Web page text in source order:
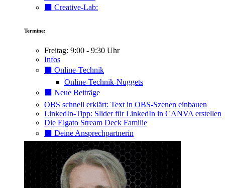
⬛️ Creative-Lab:
Termine:
Freitag: 9:00 - 9:30 Uhr
Infos
⬛️ Online-Technik
Online-Technik-Nuggets
⬛️ Neue Beiträge
OBS schnell erklärt: Text in OBS-Szenen einbauen
LinkedIn-Tipp: Slider für LinkedIn in CANVA erstellen
Die Elgato Stream Deck Familie
⬛️ Deine Ansprechpartnerin